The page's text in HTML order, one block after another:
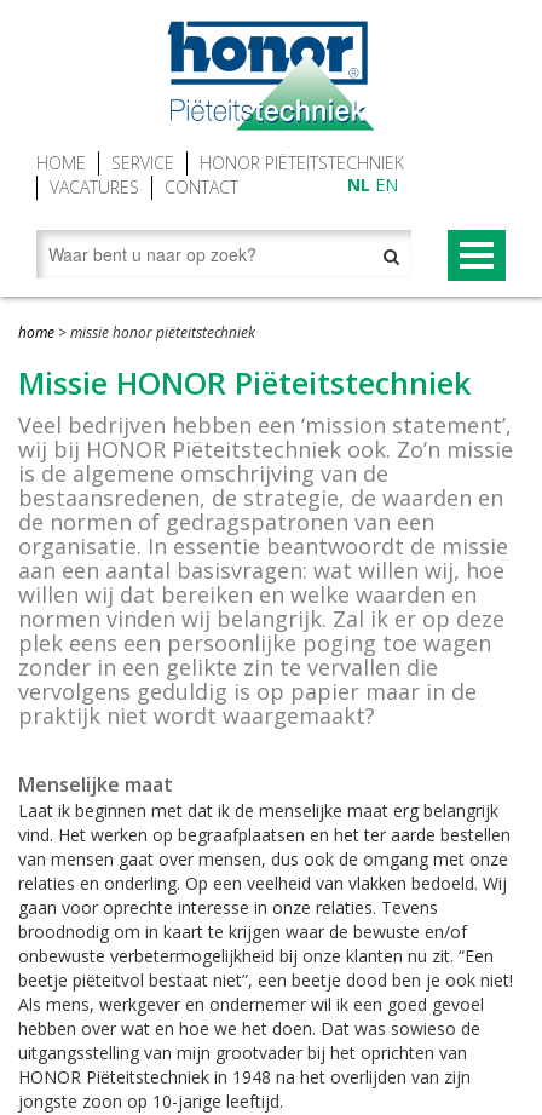
HOME SERVICE
HONOR PIËTEITSTECHNIEK
VACATURES
CONTACT NL EN
PRODUCTEN
Grafgroenraam
Grafbekisting aluminium
Looproosters (grafomranding)
Grafafdekkingen
Vorstafdekdekens
Grondopslagcontainer
Baren en overledenentransport
Lessenaars
Koeling
Tekst- en nummerborden
Urn toebehoren
Vazen en toebehoren
Rouwkransen standaard
Informatievitrine
NOVUM®-XV premium begraaftoestel
Baarwagen NOVUM®
Lessenaar (spreekgestoelte) NOVUM®
Novum grafafdekking in kleur geanodiseerd
NOVUM bekisting met Hout-Look
home >missie honor piëteitstechniek
Missie HONOR Piëteitstechniek
Veel bedrijven hebben een ‘mission statement’,
wij bij HONOR Piëteitstechniek ook. Zo’n missie
is de algemene omschrijving van de
bestaansredenen, de strategie, de waarden en
de normen of gedragspatronen van een
organisatie. In essentie beantwoordt de missie
aan een aantal basisvragen: wat willen wij, hoe
willen wij dat bereiken en welke waarden en
normen vinden wij belangrijk. Zal ik er op deze
plek eens een persoonlijke poging toe wagen
zonder in een gelikte zin te vervallen die
vervolgens geduldig is op papier maar in de
praktijk niet wordt waargemaakt?
Menselijke maat
Laat ik beginnen met dat ik de menselijke maat erg belangrijk
vind. Het werken op begraafplaatsen en het ter aarde bestellen
van mensen gaat over mensen, dus ook de omgang met onze
relaties en onderling. Op een veelheid van vlakken bedoeld. Wij
gaan voor oprechte interesse in onze relaties. Tevens
broodnodig om in kaart te krijgen waar de bewuste en/of
onbewuste verbetermogelijkheid bij onze klanten nu zit. “Een
beetje piëteitvol bestaat niet”, een beetje dood ben je ook niet!
Als mens, werkgever en ondernemer wil ik een goed gevoel
hebben over wat en hoe we het doen. Dat was sowieso de
uitgangsstelling van mijn grootvader bij het oprichten van
HONOR Piëteitstechniek in 1948 na het overlijden van zijn
jongste zoon op 10-jarige leeftijd.